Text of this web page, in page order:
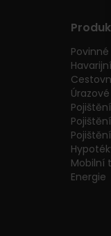
Mobilní
Energie